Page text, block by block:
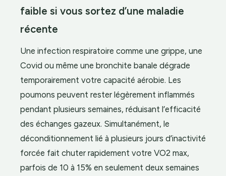
faible si vous sortez d’une maladie
récente
Une infection respiratoire comme une grippe, une
Covid ou même une bronchite banale dégrade
temporairement votre capacité aérobie. Les
poumons peuvent rester légèrement inflammés
pendant plusieurs semaines, réduisant l’efficacité
des échanges gazeux. Simultanément, le
déconditionnement lié à plusieurs jours d’inactivité
forcée fait chuter rapidement votre VO2 max,
parfois de 10 à 15% en seulement deux semaines